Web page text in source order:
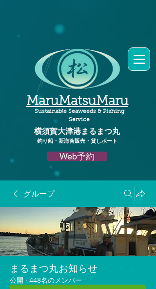
MaruMatsuMaru
Sustainable Seaweeds & Fishing
Service
横須賀大津港まるまつ丸​
釣り船・新海苔販売・貸しボート
Web予約
グループ
まるまつ丸お知らせ
公開 · 448名のメンバー